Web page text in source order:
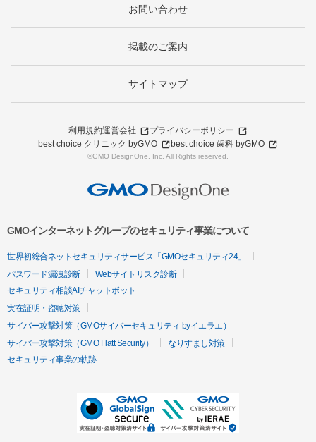
お問い合わせ
掲載のご案内
サイトマップ
利用規約運営会社
プライバシーポリシー
best choice クリニック byGMO
best choice 歯科 byGMO
©GMO DesignOne, Inc. All Rights reserved.
GMOインターネットグループのセキュリティ事業について
世界初総合ネットセキュリティサービス「GMOセキュリティ24」
パスワード漏洩診断
Webサイトリスク診断
セキュリティ相談AIチャットボット
実在証明・盗聴対策
サイバー攻撃対策（GMOサイバーセキュリティ byイエラエ）
サイバー攻撃対策（GMO Flatt Security）
なりすまし対策
セキュリティ事業の軌跡